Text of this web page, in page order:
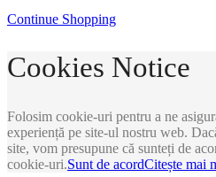
Continue Shopping
Cookies Notice
Folosim cookie-uri pentru a ne
experiență pe site-ul nostru web.
site, vom presupune că sunteți de
cookie-uri.Sunt de acordCitește mai